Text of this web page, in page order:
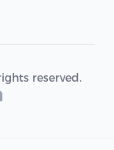
reserved.